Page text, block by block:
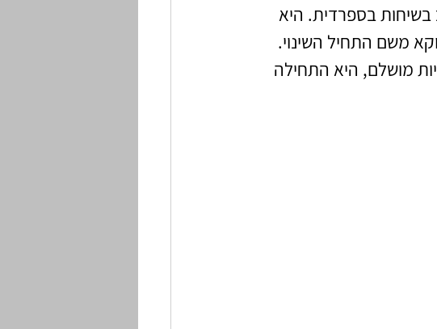
בספרדית. היא
משם התחיל השינוי.
מושלם, היא התחילה